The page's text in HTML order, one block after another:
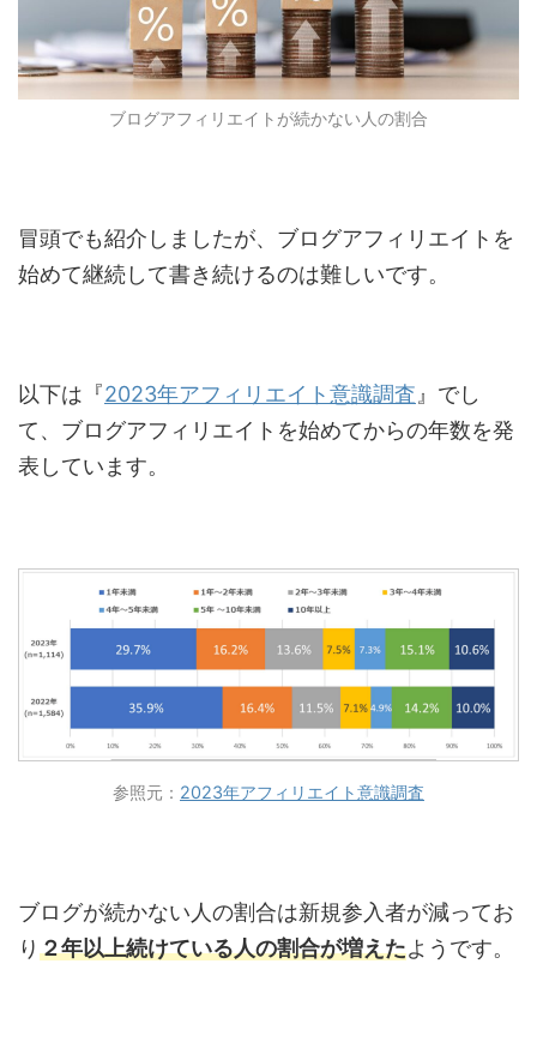
ブログアフィリエイトが続かない人の割合
冒頭でも紹介しましたが、ブログアフィリエイトを
始めて継続して書き続けるのは難しいです。
以下は『2023年アフィリエイト意識調査 』でし
て、ブログアフィリエイトを始めてからの年数を発
表しています。
参照元： 2023年アフィリエイト意識調査
ブログが続かない人の割合は新規参入者が減ってお
り２年以上続けている人の割合が増えたようです。